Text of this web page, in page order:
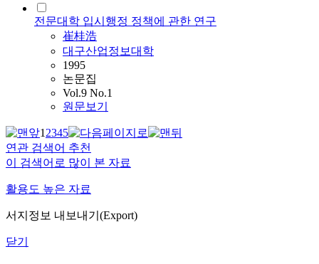
전문대학 입시행정 정책에 관한 연구
崔桂浩
대구산업정보대학
1995
논문집
Vol.9 No.1
원문보기
12345
연관 검색어 추천
이 검색어로 많이 본 자료
활용도 높은 자료
서지정보 내보내기(Export)
닫기